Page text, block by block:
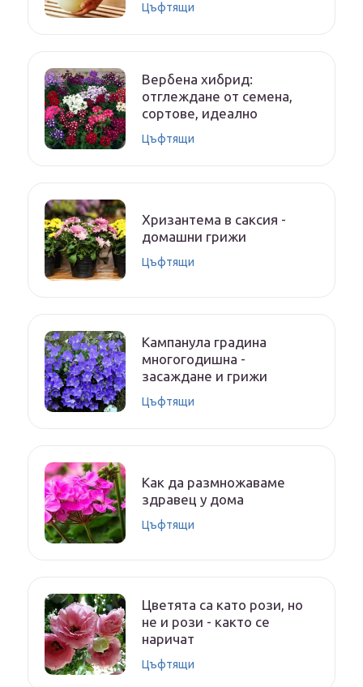
Цъфтящи
Вербена хибрид:
отглеждане от семена,
сортове, идеално
Цъфтящи
Хризантема в саксия -
домашни грижи
Цъфтящи
Кампанула градина
многогодишна -
засаждане и грижи
Цъфтящи
Как да размножаваме
здравец у дома
Цъфтящи
Цветята са като рози, но
не и рози - както се
наричат
Цъфтящи